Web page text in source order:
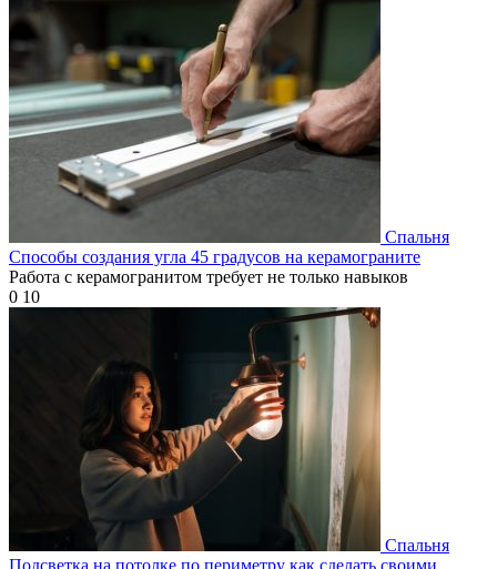
Спальня
Способы создания угла 45 градусов на керамограните
Работа с керамогранитом требует не только навыков
0 10
Спальня